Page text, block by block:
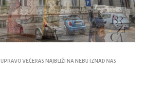
UPRAVO VEČERAS NAJBLIŽI NA NEBU IZNAD NAS